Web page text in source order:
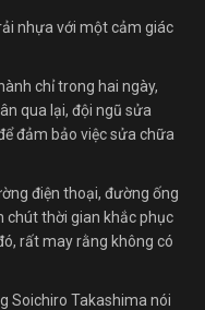
nhựa với một cảm giác
chỉ trong hai ngày,
qua lại, đội ngũ sửa
đảm bảo việc sửa chữa
điện thoại, đường ống
chút thời gian khắc phục
rất may rằng không có
Soichiro Takashima nói